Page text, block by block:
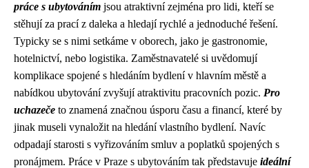
práce s ubytováním jsou atraktivní zejména pro lidi, kteří se
stěhují za prací z daleka a hledají rychlé a jednoduché řešení.
Typicky se s nimi setkáme v oborech, jako je gastronomie,
hotelnictví, nebo logistika. Zaměstnavatelé si uvědomují
komplikace spojené s hledáním bydlení v hlavním městě a
nabídkou ubytování zvyšují atraktivitu pracovních pozic. Pro
uchazeče to znamená značnou úsporu času a financí, které by
jinak museli vynaložit na hledání vlastního bydlení. Navíc
odpadají starosti s vyřizováním smluv a poplatků spojených s
pronájmem. Práce v Praze s ubytováním tak představuje ideální